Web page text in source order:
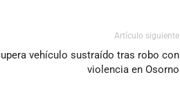
Artículo siguiente
vehículo sustraído tras robo con
violencia en Osorno